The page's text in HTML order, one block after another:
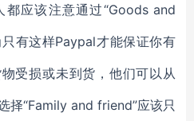
应该注意通过“Goods and
有这样Paypal才能保证你有
受损或未到货，他们可以从
择“Family and friend”应该只